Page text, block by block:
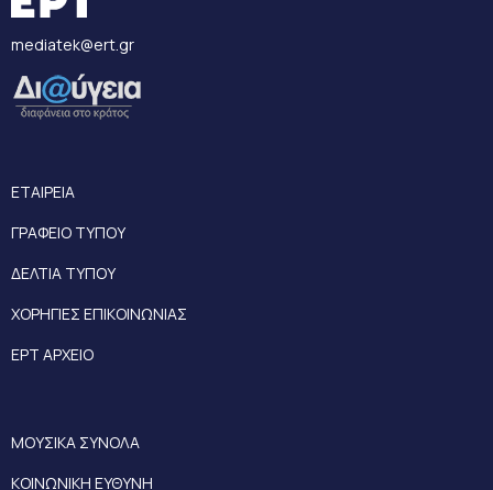
mediatek@ert.gr
ΕΤΑΙΡΕΙΑ
ΓΡΑΦΕΙΟ ΤΥΠΟΥ
ΔΕΛΤΙΑ ΤΥΠΟΥ
ΧΟΡΗΓΙΕΣ ΕΠΙΚΟΙΝΩΝΙΑΣ
ΕΡΤ ΑΡΧΕΙΟ
ΜΟΥΣΙΚΑ ΣΥΝΟΛΑ
ΚΟΙΝΩΝΙΚΗ ΕΥΘΥΝΗ